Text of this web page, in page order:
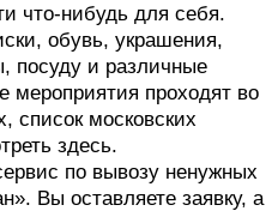
что-нибудь для себя.
обувь, украшения,
посуду и различные
мероприятия проходят во
список московских
здесь.
по вывозу ненужных
Вы оставляете заявку, а